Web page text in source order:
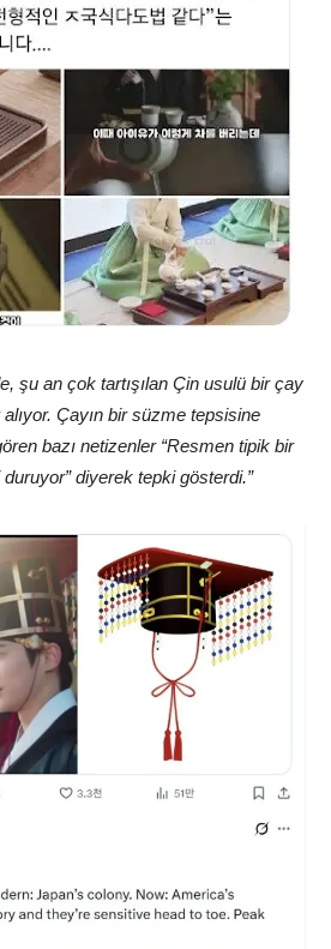
şu an çok tartışılan Çin usulü bir çay
Çayın bir süzme tepsisine
bazı netizenler “Resmen tipik bir
diyerek tepki gösterdi.”